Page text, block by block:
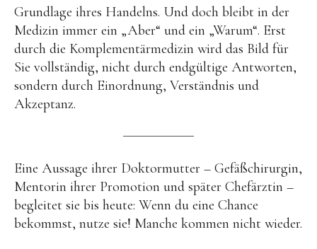
Grundlage ihres Handelns. Und doch bleibt in der
Medizin immer ein „Aber“ und ein „Warum“. Erst
durch die Komplementärmedizin wird das Bild für
Sie vollständig, nicht durch endgültige Antworten,
sondern durch Einordnung, Verständnis und
Akzeptanz.
Eine Aussage ihrer Doktormutter – Gefäßchirurgin,
Mentorin ihrer Promotion und später Chefärztin –
begleitet sie bis heute: Wenn du eine Chance
bekommst, nutze sie! Manche kommen nicht wieder.